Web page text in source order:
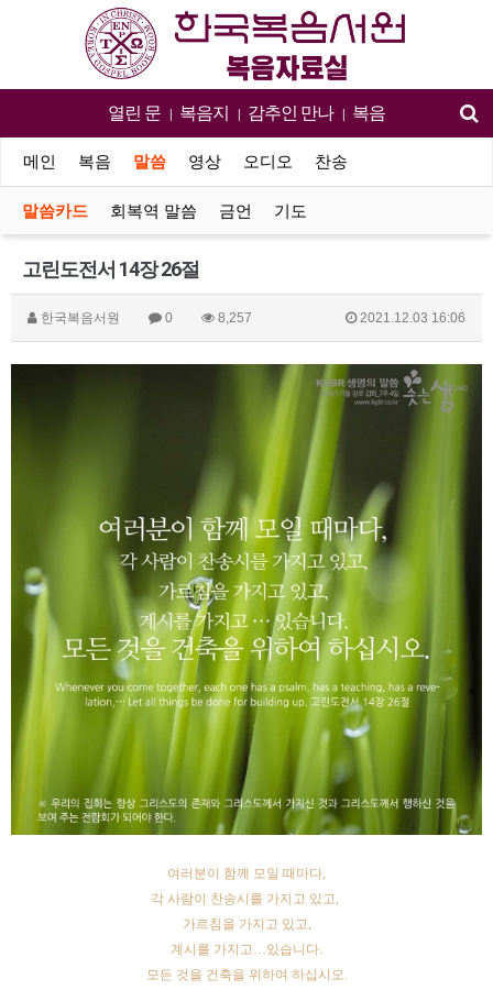
열린 문 | 복음지 | 감추인 만나 | 복음
메인 복음 말씀 영상 오디오 찬송
말씀카드 회복역 말씀 금언 기도
고린도전서 14장 26절
한국복음서원 0 8,257 2021.12.03 16:06
여러분이 함께 모일 때마다,
각 사람이 찬송시를 가지고 있고,
가르침을 가지고 있고,
계시를 가지고…있습니다.
모든 것을 건축을 위하여 하십시오.